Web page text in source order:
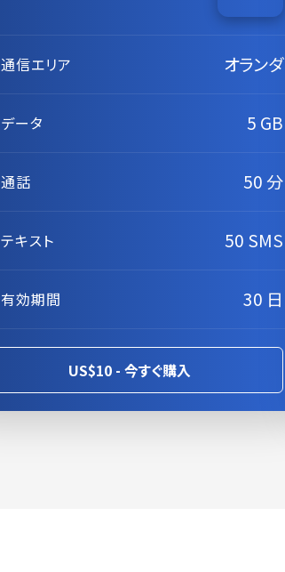
通信エリア オランダ
データ 5 GB
通話 50 分
テキスト 50 SMS
有効期間 30 日
US$10 - 今すぐ購入